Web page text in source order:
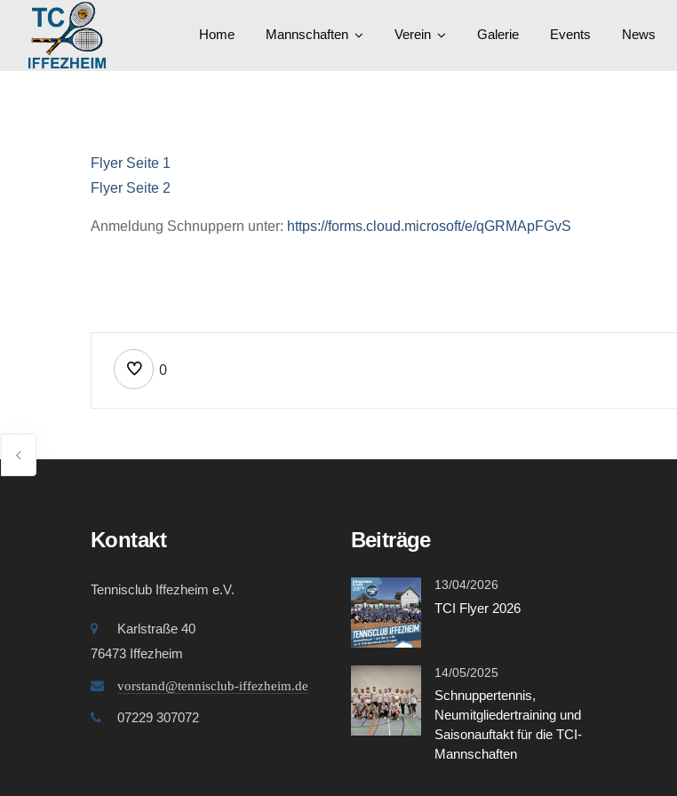
Home Mannschaften Verein Galerie Events News
Flyer Seite 1
Flyer Seite 2
Anmeldung Schnuppern unter: https://forms.cloud.microsoft/e/qGRMApFGvS
0
Kontakt
Tennisclub Iffezheim e.V.
Karlstraße 40
76473 Iffezheim
vorstand@tennisclub-iffezheim.de
07229 307072
Beiträge
13/04/2026
TCI Flyer 2026
14/05/2025
Schnuppertennis,
Neumitgliedertraining und
Saisonauftakt für die TCI-
Mannschaften